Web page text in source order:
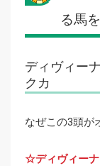
る馬
ディヴィー
クカ
なぜこの3頭が
☆ディヴィーナ